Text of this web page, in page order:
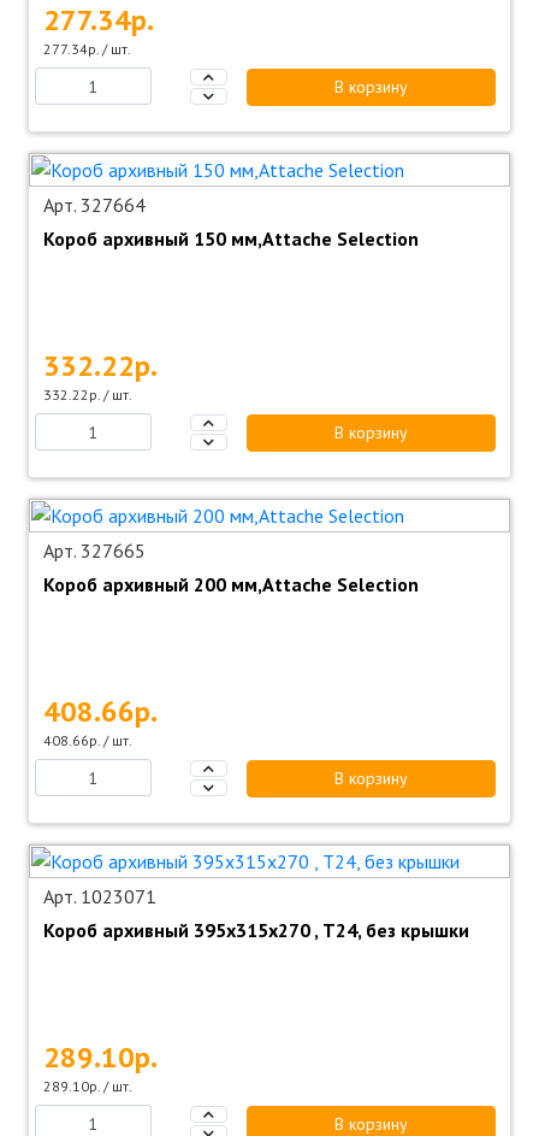
277.34р.
277.34р. / шт.
В корзину
Арт. 327664
Короб архивный 150 мм,Attache Selection
332.22р.
332.22р. / шт.
В корзину
Арт. 327665
Короб архивный 200 мм,Attache Selection
408.66р.
408.66р. / шт.
В корзину
Арт. 1023071
Короб архивный 395х315х270 , Т24, без крышки
289.10р.
289.10р. / шт.
В корзину